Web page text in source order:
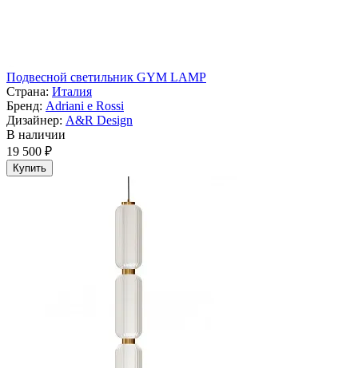
Подвесной светильник GYM LAMP
Страна: Италия
Бренд: Adriani e Rossi
Дизайнер: A&R Design
В наличии
19 500 ₽
Купить